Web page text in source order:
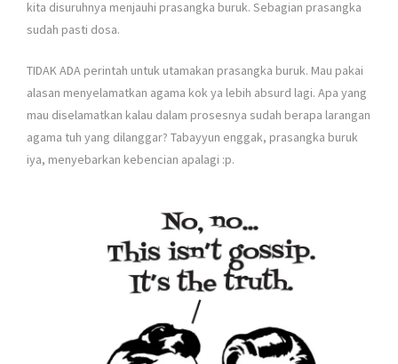
kita disuruhnya menjauhi prasangka buruk. Sebagian prasangka
sudah pasti dosa.
TIDAK ADA perintah untuk utamakan prasangka buruk. Mau pakai
alasan menyelamatkan agama kok ya lebih absurd lagi. Apa yang
mau diselamatkan kalau dalam prosesnya sudah berapa larangan
agama tuh yang dilanggar? Tabayyun enggak, prasangka buruk
iya, menyebarkan kebencian apalagi :p.